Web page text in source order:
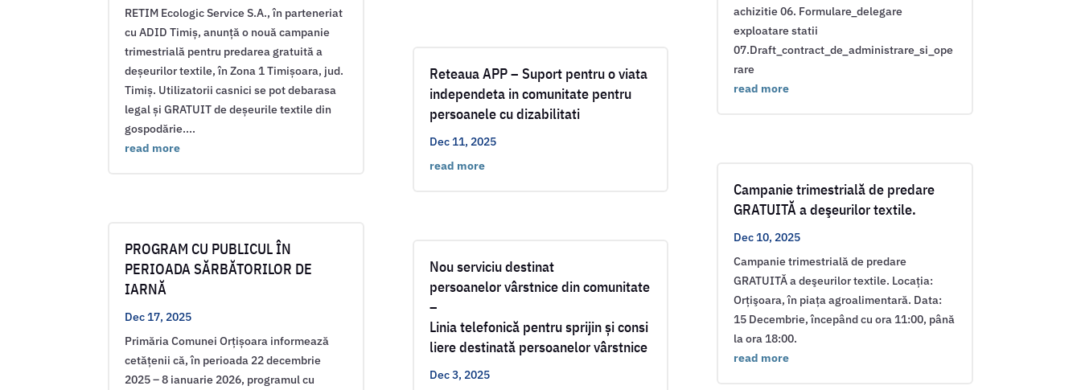
RETIM Ecologic Service S.A., în parteneriat
cu ADID Timiș, anunță o nouă campanie
trimestrială pentru predarea gratuită a
deșeurilor textile, în Zona 1 Timișoara, jud.
Timiș. Utilizatorii casnici se pot debarasa
legal și GRATUIT de deșeurile textile din
gospodărie....
read more
PROGRAM CU PUBLICUL ÎN
PERIOADA SĂRBĂTORILOR DE
IARNĂ
Dec 17, 2025
Primăria Comunei Orțișoara informează
cetățenii că, în perioada 22 decembrie
2025 – 8 ianuarie 2026, programul cu
Reteaua APP – Suport pentru o viata
independeta in comunitate pentru
persoanele cu dizabilitati
Dec 11, 2025
read more
Nou serviciu destinat
persoanelor vârstnice din comunitate
–
Linia telefonică pentru sprijin și consi
liere destinată persoanelor vârstnice
Dec 3, 2025
achizitie 06. Formulare_delegare
exploatare statii
07.Draft_contract_de_administrare_si_ope
rare
read more
Campanie trimestrială de predare
GRATUITĂ a deşeurilor textile.
Dec 10, 2025
Campanie trimestrială de predare
GRATUITĂ a deşeurilor textile. Locația:
Orțişoara, în piața agroalimentară. Data:
15 Decembrie, începând cu ora 11:00, până
la ora 18:00.
read more